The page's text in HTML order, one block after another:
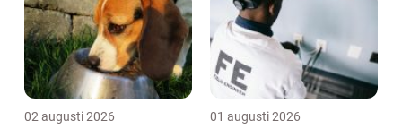
02 augusti 2026 01 augusti 2026